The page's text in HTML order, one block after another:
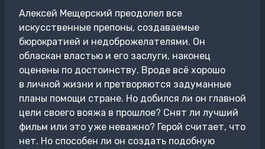
Алексей Мещерский преодолел все
искусственные препоны, создаваемые
бюрократией и недоброжелателями. Он
обласкан властью и его заслуги, наконец
оценены по достоинству. Вроде всё хорошо
в личной жизни и претворяются задуманные
планы помощи стране. Но добился ли он главной
цели своего вояжа в прошлое? Снят ли лучший
фильм или это уже неважно? Герой считает, что
нет. Но способен ли он создать подобную